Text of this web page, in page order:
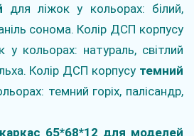
для ліжок у кольорах: білий,
сонома. Колір ДСП корпусу
у кольорах: натураль, світлий
Колір ДСП корпусу темний
: темний горіх, палісандр,
65*68*12 для моделей